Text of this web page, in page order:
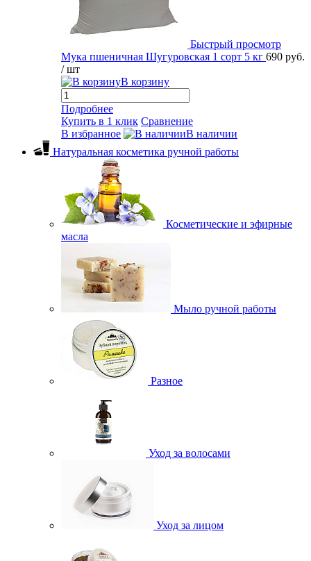
Быстрый просмотр
Мука пшеничная Шугуровская 1 сорт 5 кг 690 руб.
/ шт
В корзину
Подробнее
Купить в 1 клик Сравнение
В избранное
В наличии
Натуральная косметика ручной работы
Косметические и эфирные
масла
Мыло ручной работы
Разное
Уход за волосами
Уход за лицом